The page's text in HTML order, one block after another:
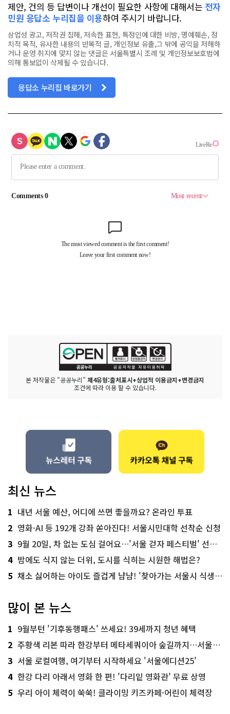
제안, 건의 등 답변이나 개선이 필요한 사항에 대해서는 전자
민원 응답소 누리집을 이용하여 주시기 바랍니다.
상업성 광고, 저작권 침해, 저속한 표현, 특정인에 대한 비방, 명예훼손, 정
치적 목적, 유사한 내용의 반복적 글, 개인정보 유출,그 밖에 공익을 저해하
거나 운영 취지에 맞지 않는 댓글은 서울특별시 조례 및 개인정보보호법에
의해 통보없이 삭제될 수 있습니다.
응답소 누리집 바로가기
본 저작물은 "공공누리" 제4유형:출처표시+상업적 이용금지+변경금지
조건에 따라 이용 할 수 있습니다.
최신 뉴스
1 내년 서울 예산, 어디에 쓰면 좋을까요? 온라인 투표
2 영화·AI 등 192개 강좌 쏟아진다! 서울시민대학 선착순 신청
3 9월 20일, 차 없는 도심 걸어요…'서울 걷자 페스티벌' 선착순 5천명
4 밤에도 식지 않는 더위, 도시를 식히는 시원한 해법은?
5 채소 싫어하는 아이도 즐겁게 냠냠! '찾아가는 서울시 식생활 교육' 현장
많이 본 뉴스
1 9월부턴 '기후동행패스' 쓰세요! 39세까지 청년 혜택
2 주황색 리본 따라 한강부터 메타세쿼이아 숲길까지…서울둘레길 15코스
3 서울 로컬여행, 여기부터 시작하세요 '서울에디션25'
4 한강 다리 아래서 영화 한 편! '다리밑 영화관' 무료 상영
5 우리 아이 체력이 쑥쑥! 클라이밍 키즈카페·어린이 체력장